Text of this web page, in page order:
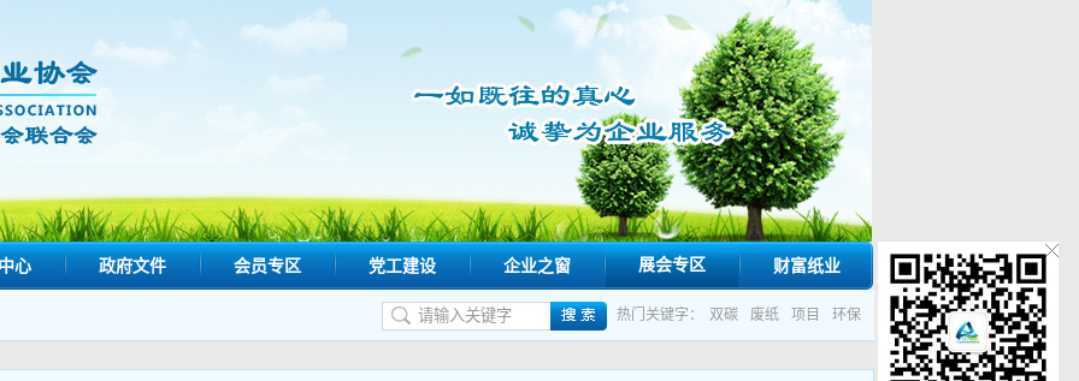
心 政府文件 会员专区 党工建设 企业之窗 展会专区 财富纸业
热门关键字： 双碳 废纸 项目 环保